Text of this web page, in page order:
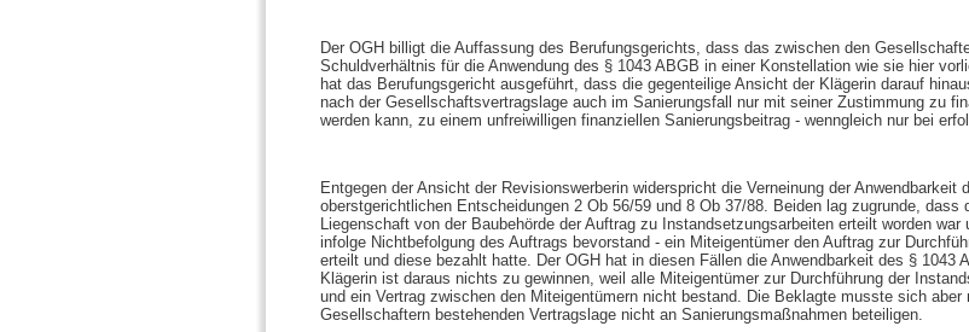
Der OGH billigt die Auffassung des Berufungsgerichts, dass das zwischen den
Schuldverhältnis für die Anwendung des § 1043 ABGB in einer Konstellation wie sie hier
hat das Berufungsgericht ausgeführt, dass die gegenteilige Ansicht der Klägerin darauf
nach der Gesellschaftsvertragslage auch im Sanierungsfall nur mit seiner Zustimmung zu
werden kann, zu einem unfreiwilligen finanziellen Sanierungsbeitrag - wenngleich nur bei
Entgegen der Ansicht der Revisionswerberin widerspricht die Verneinung der Anwendbarkeit
oberstgerichtlichen Entscheidungen 2 Ob 56/59 und 8 Ob 37/88. Beiden lag zugrunde, dass
Liegenschaft von der Baubehörde der Auftrag zu Instandsetzungsarbeiten erteilt worden
infolge Nichtbefolgung des Auftrags bevorstand - ein Miteigentümer den Auftrag zur
erteilt und diese bezahlt hatte. Der OGH hat in diesen Fällen die Anwendbarkeit des § 1043
Klägerin ist daraus nichts zu gewinnen, weil alle Miteigentümer zur Durchführung der
und ein Vertrag zwischen den Miteigentümern nicht bestand. Die Beklagte musste sich aber
Gesellschaftern bestehenden Vertragslage nicht an Sanierungsmaßnahmen beteiligen.